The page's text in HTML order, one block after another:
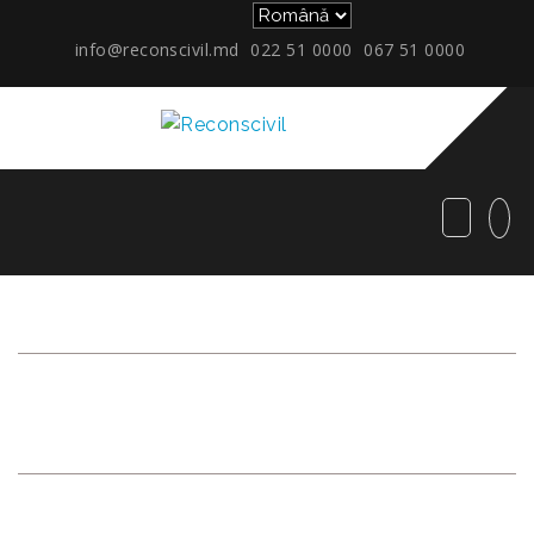
info@reconscivil.md 022 51 0000 067 51 0000